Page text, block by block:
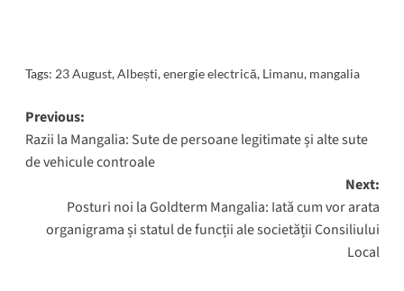
Tags: 23 August,Albești,energie electrică, Limanu, mangalia
Post
navigation
Previous:
Razii la Mangalia: Sute de persoane legitimate și alte sute
de vehicule controale
Next:
Posturi noi la Goldterm Mangalia: Iată cum vor arata
organigrama și statul de funcții ale societății Consiliului
Local